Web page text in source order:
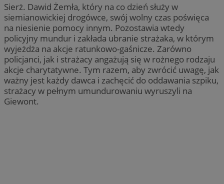
Sierż. Dawid Żemła, który na co dzień służy w
siemianowickiej drogówce, swój wolny czas poświęca
na niesienie pomocy innym. Pozostawia wtedy
policyjny mundur i zakłada ubranie strażaka, w którym
wyjeżdża na akcje ratunkowo-gaśnicze. Zarówno
policjanci, jak i strażacy angażują się w rożnego rodzaju
akcje charytatywne. Tym razem, aby zwrócić uwagę, jak
ważny jest każdy dawca i zachęcić do oddawania szpiku,
strażacy w pełnym umundurowaniu wyruszyli na
Giewont.